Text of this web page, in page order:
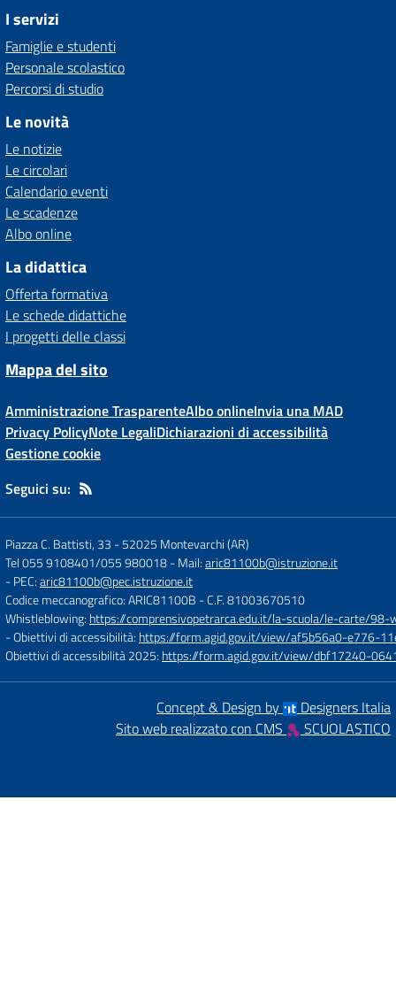
I servizi
Famiglie e studenti
Personale scolastico
Percorsi di studio
Le novità
Le notizie
Le circolari
Calendario eventi
Le scadenze
Albo online
La didattica
Offerta formativa
Le schede didattiche
I progetti delle classi
Mappa del sito
Amministrazione TrasparenteAlbo onlineInvia una MAD
Privacy PolicyNote LegaliDichiarazioni di accessibilità
Gestione cookie
Seguici su:
Piazza C. Battisti, 33 -52025 Montevarchi (AR)
Tel 055 9108401/055 980018- Mail:aric81100b@istruzione.it
- PEC:aric81100b@pec.istruzione.it
Codice meccanografico: ARIC81100B - C.F. 81003670510
Whistleblowing: https://comprensivopetrarca.edu.it/la-scuola/le-carte/98-
- Obiettivi di accessibilità: https://form.agid.gov.it/view/af5b56a0-e776-
Obiettivi di accessibilità 2025: https://form.agid.gov.it/view/dbf17240-
Concept & Design by
Designers Italia
Sito web realizzato con CMS
SCUOLASTICO